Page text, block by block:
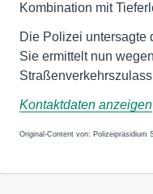
Kombination mit
Die Polizei untersagte
Sie ermittelt nun
Kontaktdaten anzeigen
Original-Content von: Polizeipräsidium